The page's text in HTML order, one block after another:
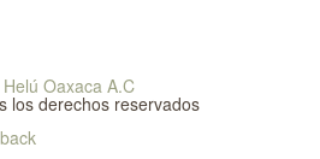
Oaxaca A.C
los derechos reservados